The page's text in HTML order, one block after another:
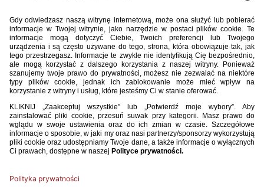
Wojciech Mońka (Lech Poznań)
Michał Perchel (Puszcza Niepołomice)
Dominik Sarapata (Górnik Zabrze)
Michał Synoś (Stal Rzeszów)